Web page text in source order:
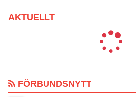
AKTUELLT
FÖRBUNDSNYTT